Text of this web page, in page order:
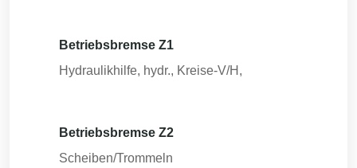
Betriebsbremse Z1
Hydraulikhilfe, hydr., Kreise-V/H,
Betriebsbremse Z2
Scheiben/Trommeln